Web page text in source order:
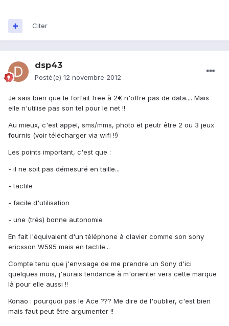
Citer
dsp43
Posté(e) 12 novembre 2012
Je sais bien que le forfait free à 2€ n'offre pas de data.... Mais
elle n'utilise pas son tel pour le net !!
Au mieux, c'est appel, sms/mms, photo et peutr être 2 ou 3 jeux
fournis (voir télécharger via wifi !!)
Les points important, c'est que :
- il ne soit pas démesuré en taille...
- tactile
- facile d'utilisation
- une (trés) bonne autonomie
En fait l'équivalent d'un téléphone à clavier comme son sony
ericsson W595 mais en tactile...
Compte tenu que j'envisage de me prendre un Sony d'ici
quelques mois, j'aurais tendance à m'orienter vers cette marque
là pour elle aussi !!
Konao : pourquoi pas le Ace ??? Me dire de l'oublier, c'est bien
mais faut peut être argumenter !!